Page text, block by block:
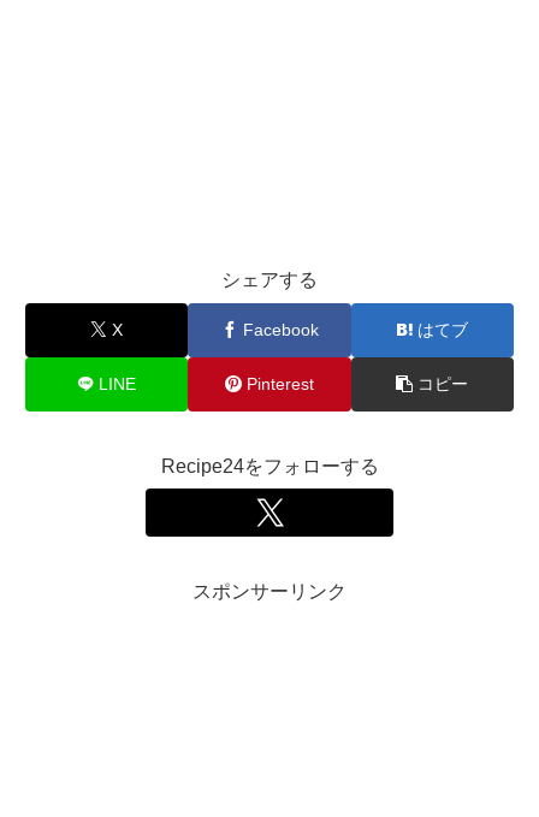
シェアする
X Facebook はてブ
LINE Pinterest コピー
Recipe24をフォローする
スポンサーリンク